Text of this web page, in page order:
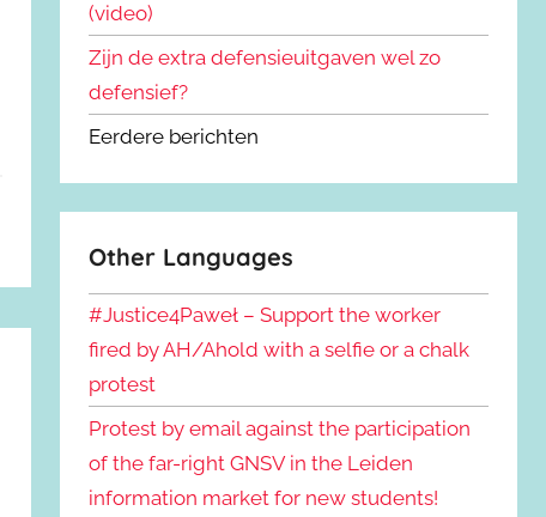
(video)
Zijn de extra defensieuitgaven wel zo
defensief?
Eerdere berichten
Other Languages
#Justice4Paweł – Support the worker
fired by AH/Ahold with a selfie or a chalk
protest
Protest by email against the participation
of the far-right GNSV in the Leiden
information market for new students!